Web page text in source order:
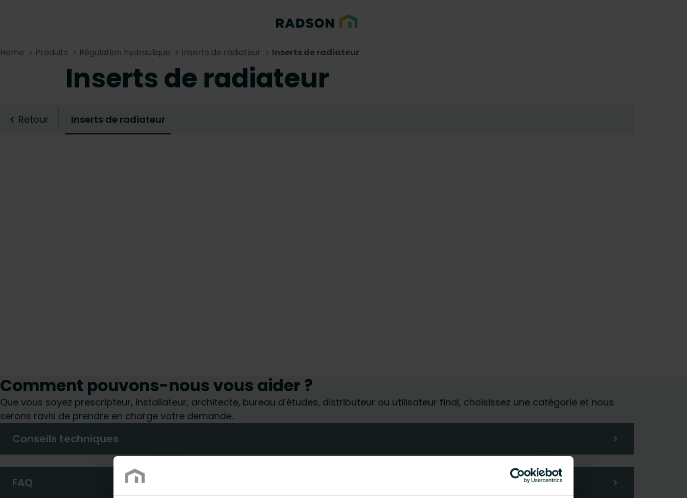
Home Produits Régulation hydraulique Inserts de radiateur Inserts de radiateur
Inserts de radiateur
Retour Inserts de radiateur
Comment pouvons-nous vous aider ?
Que vous soyez prescripteur, installateur, architecte, bureau d’études, distributeur ou utilisateur final, choisissez une catégorie et nous
serons ravis de prendre en charge votre demande.
Conseils techniques
FAQ